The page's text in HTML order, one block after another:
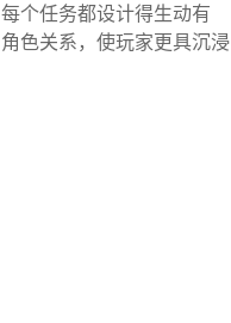
个任务都设计得生动有
色关系，使玩家更具沉浸